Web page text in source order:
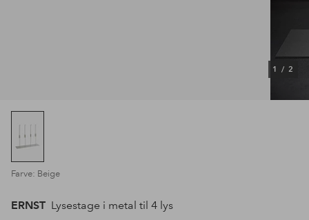
1 / 2
Farve: Beige
ERNST Lysestage i metal til 4 lys